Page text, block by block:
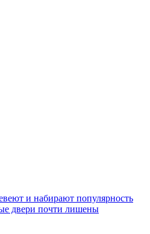
и набирают популярность
двери почти лишены